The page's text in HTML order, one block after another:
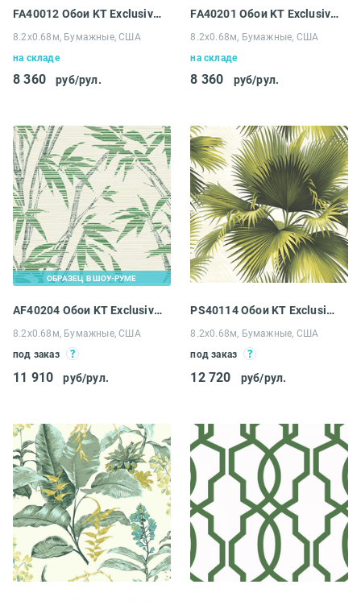
FA40012 Обои KT Exclusive Playdate Adventure
8.2х0.68м, Бумажные, США
на складе
8 360 руб/рул.
FA40201 Обои KT Exclusive Playdate Adventure
8.2х0.68м, Бумажные, США
на складе
8 360 руб/рул.
ОБРАЗЕЦ В ШОУ-РУМЕ
AF40204 Обои KT Exclusive Emerald
8.2х0.68м, Бумажные, США
под заказ
11 910 руб/рул.
PS40114 Обои KT Exclusive Palm Springs
8.2х0.68м, Бумажные, США
под заказ
12 720 руб/рул.